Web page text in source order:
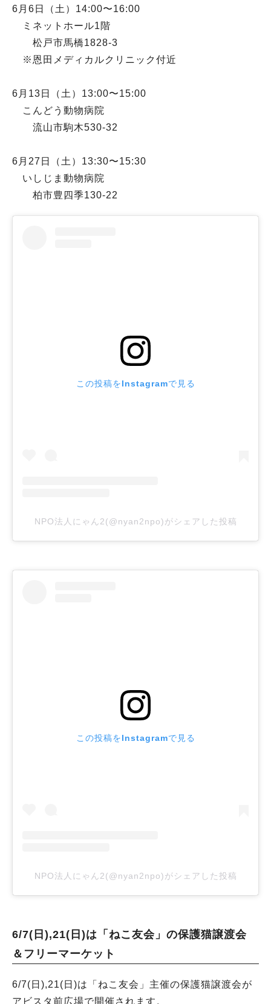
6月6日（土）14:00〜16:00
ミネットホール1階
松戸市馬橋1828-3
※恩田メディカルクリニック付近
6月13日（土）13:00〜15:00
こんどう動物病院
流山市駒木530-32
6月27日（土）13:30〜15:30
いしじま動物病院
柏市豊四季130-22
この投稿をInstagramで見る
NPO法人にゃん2(@nyan2npo)がシェアした投稿
この投稿をInstagramで見る
NPO法人にゃん2(@nyan2npo)がシェアした投稿
6/7(日),21(日)は「ねこ友会」の保護猫譲渡会
＆フリーマーケット
6/7(日),21(日)は「ねこ友会」主催の保護猫譲渡会が
アビスタ前広場で開催されます。